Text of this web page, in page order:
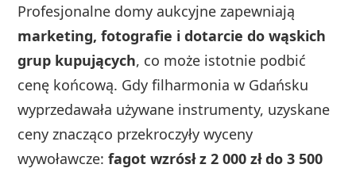
Profesjonalne domy aukcyjne zapewniają
marketing, fotografie i dotarcie do wąskich
grup kupujących, co może istotnie podbić
cenę końcową. Gdy filharmonia w Gdańsku
wyprzedawała używane instrumenty, uzyskane
ceny znacząco przekroczyły wyceny
wywoławcze:fagot wzrósł z 2 000 zł do 3 500